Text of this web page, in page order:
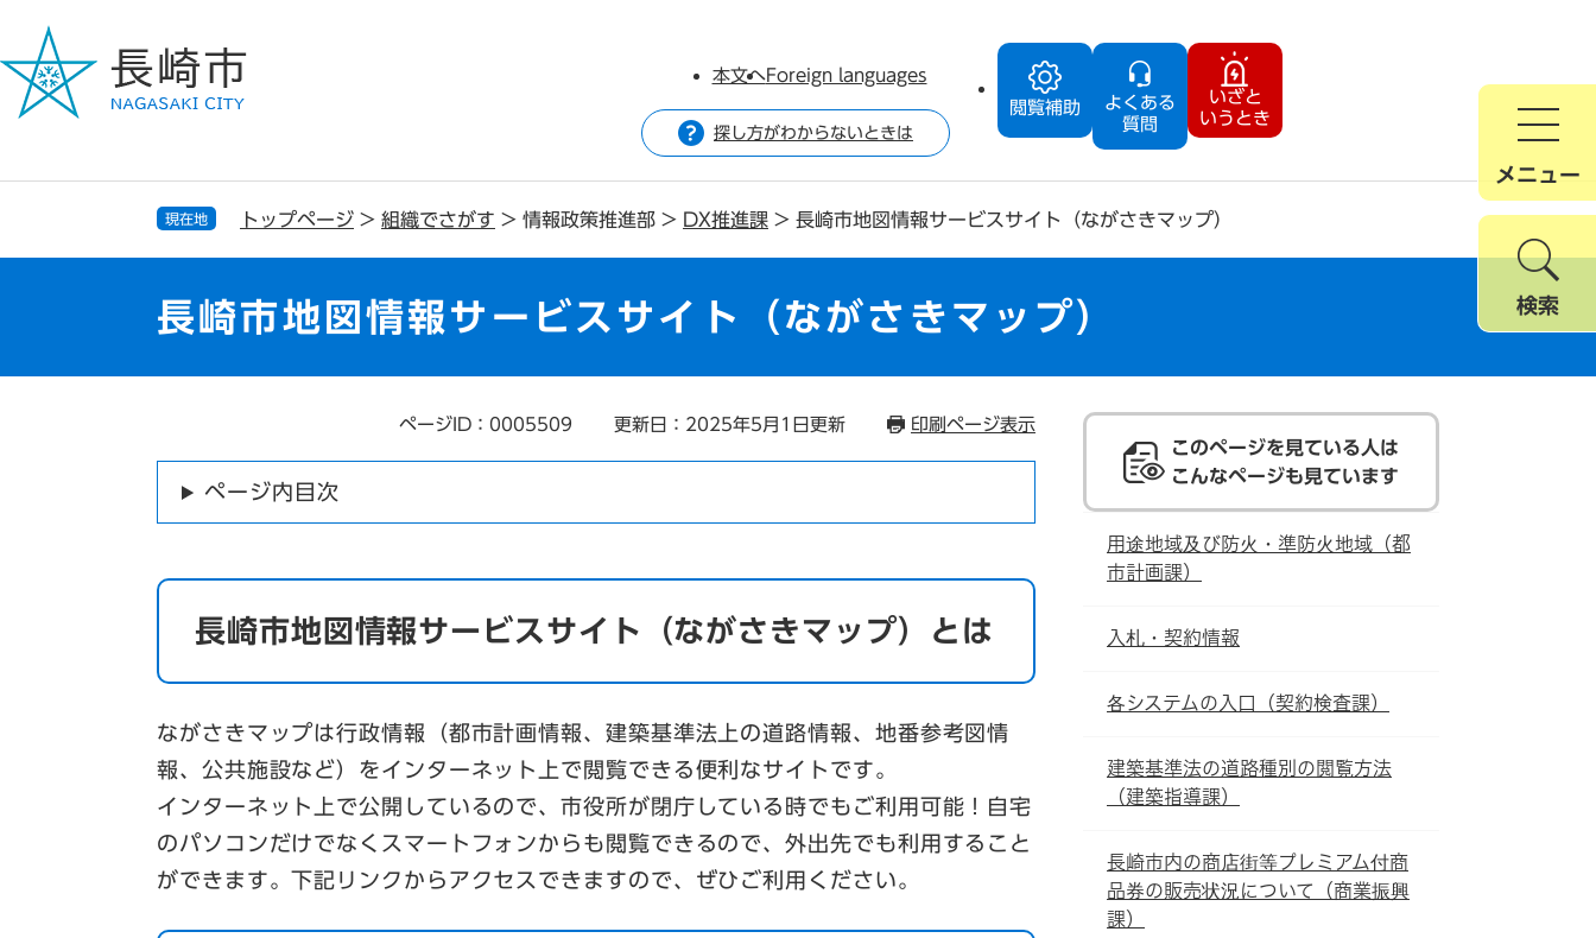
ジ
で
ュ
ば
閲覧補助
よくある
質問
いざと
いうとき
本文へForeign languages
探し方がわからないときは
メニュー
検索
現在地 トップページ > 組織でさがす > 情報政策推進部 > DX推進課 > 長崎市地図情報サービスサイト（ながさきマップ）
長崎市地図情報サービスサイト（ながさきマップ）
ページID：0005509 更新日：2025年5月1日更新 印刷ページ表示
ページ内目次
長崎市地図情報サービスサイト（ながさきマップ）とは
ながさきマップは行政情報（都市計画情報、建築基準法上の道路情報、地番参考図情
報、公共施設など）をインターネット上で閲覧できる便利なサイトです。
インターネット上で公開しているので、市役所が閉庁している時でもご利用可能！自宅
のパソコンだけでなくスマートフォンからも閲覧できるので、外出先でも利用すること
ができます。下記リンクからアクセスできますので、ぜひご利用ください。
このページを見ている人は
こんなページも見ています
用途地域及び防火・準防火地域（都
市計画課）
入札・契約情報
各システムの入口（契約検査課）
建築基準法の道路種別の閲覧方法
（建築指導課）
長崎市内の商店街等プレミアム付商
品券の販売状況について（商業振興
課）